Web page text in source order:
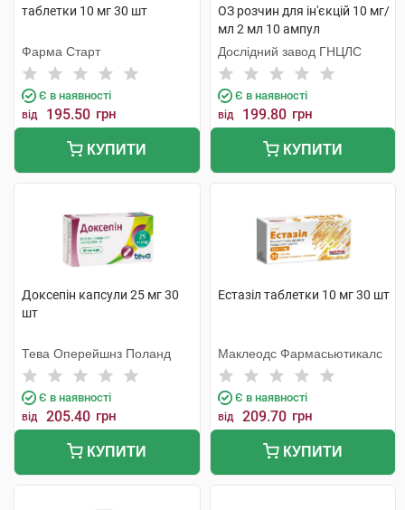
таблетки 10 мг 30 шт
Фарма Старт
Є в наявності
від 195.50 грн
КУПИТИ
ОЗ розчин для ін'єкцій 10 мг/
мл 2 мл 10 ампул
Дослідний завод ГНЦЛС
Є в наявності
від 199.80 грн
КУПИТИ
Доксепін капсули 25 мг 30
шт
Тева Оперейшнз Поланд
Є в наявності
від 205.40 грн
КУПИТИ
Естазіл таблетки 10 мг 30 шт
Маклеодс Фармасьютикалс
Є в наявності
від 209.70 грн
КУПИТИ